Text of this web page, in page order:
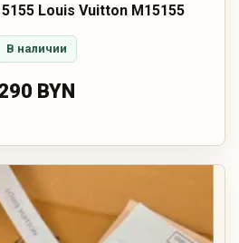
Louis Vuitton M15155
В наличии
BYN